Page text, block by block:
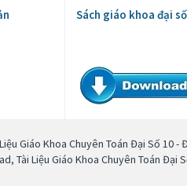
Sách giáo khoa đại
Giáo Khoa Chuyên Toán Đại Số 10 -
, Tài Liệu Giáo Khoa Chuyên Toán Đại